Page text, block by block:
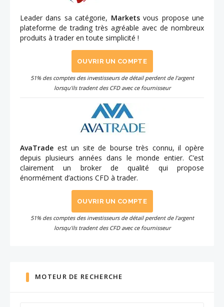
Leader dans sa catégorie, Marketsvous propose une
plateforme de trading très agréable avec de nombreux
produits à trader en toute simplicité !
OUVRIR UN COMPTE
51% des comptes des investisseurs de détail perdent de l'argent
lorsqu'ils tradent des CFD avec ce fournisseur
AvaTrade est un site de bourse très connu, il opère
depuis plusieurs années dans le monde entier. C’est
clairement un broker de qualité qui propose
énormément d’actions CFD à trader.
OUVRIR UN COMPTE
51% des comptes des investisseurs de détail perdent de l'argent
lorsqu'ils tradent des CFD avec ce fournisseur
MOTEUR DE RECHERCHE